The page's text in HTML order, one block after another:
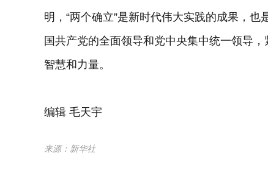
明，“两个确立”是新时代伟大实践的成果，
国共产党的全面领导和党中央集中统一领导
智慧和力量。
编辑 毛天宇
来源：新华社